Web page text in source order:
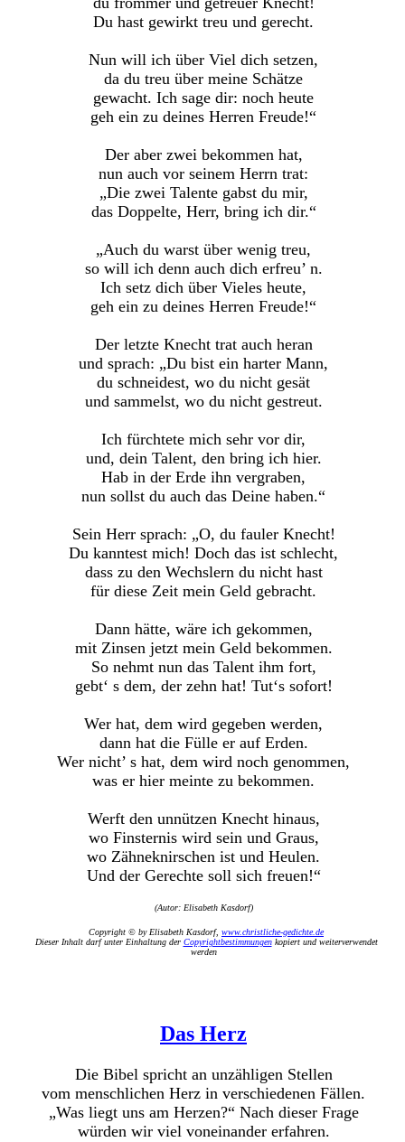
Du hast gewirkt treu und gerecht.
Nun will ich über Viel dich setzen,
da du treu über meine Schätze
gewacht. Ich sage dir: noch heute
geh ein zu deines Herren Freude!“
Der aber zwei bekommen hat,
nun auch vor seinem Herrn trat:
„Die zwei Talente gabst du mir,
das Doppelte, Herr, bring ich dir.“
„Auch du warst über wenig treu,
so will ich denn auch dich erfreu’ n.
Ich setz dich über Vieles heute,
geh ein zu deines Herren Freude!“
Der letzte Knecht trat auch heran
und sprach: „Du bist ein harter Mann,
du schneidest, wo du nicht gesät
und sammelst, wo du nicht gestreut.
Ich fürchtete mich sehr vor dir,
und, dein Talent, den bring ich hier.
Hab in der Erde ihn vergraben,
nun sollst du auch das Deine haben.“
Sein Herr sprach: „O, du fauler Knecht!
Du kanntest mich! Doch das ist schlecht,
dass zu den Wechslern du nicht hast
für diese Zeit mein Geld gebracht.
Dann hätte, wäre ich gekommen,
mit Zinsen jetzt mein Geld bekommen.
So nehmt nun das Talent ihm fort,
gebt‘ s dem, der zehn hat! Tut‘s sofort!
Wer hat, dem wird gegeben werden,
dann hat die Fülle er auf Erden.
Wer nicht’ s hat, dem wird noch genommen,
was er hier meinte zu bekommen.
Werft den unnützen Knecht hinaus,
wo Finsternis wird sein und Graus,
wo Zähneknirschen ist und Heulen.
Und der Gerechte soll sich freuen!“
(Autor: Elisabeth Kasdorf)
Copyright © by Elisabeth Kasdorf, www.christliche-gedichte.de
Dieser Inhalt darf unter Einhaltung der Copyrightbestimmungenkopiert und weiterverwendet
werden
Das Herz
Die Bibel spricht an unzähligen Stellen
vom menschlichen Herz in verschiedenen Fällen.
„Was liegt uns am Herzen?“ Nach dieser Frage
würden wir viel voneinander erfahren.